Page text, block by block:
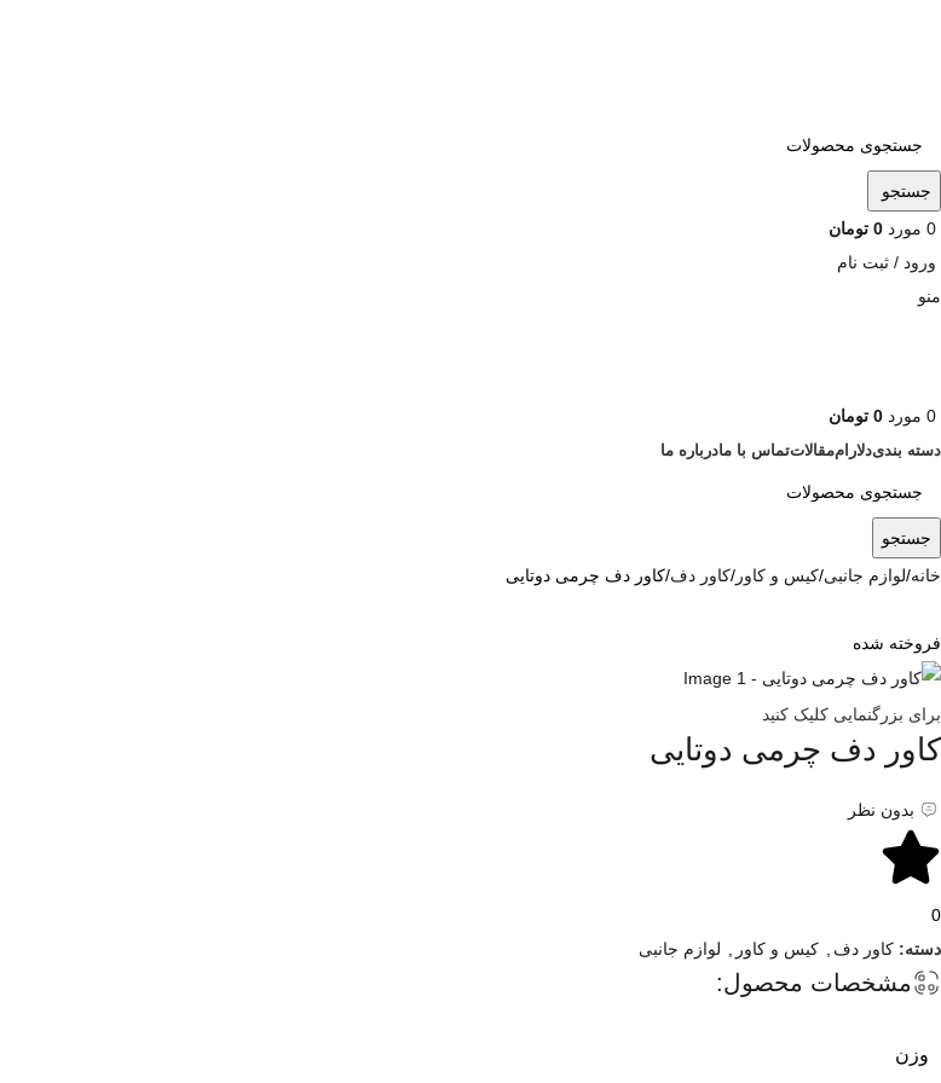
جستجو
0 مورد 0 تومان
ورود / ثبت نام
منو
0 مورد 0 تومان
دسته بندیدلاراممقالاتتماس با مادرباره ما
جستجو
خانه لوازم جانبی کیس و کاور کاور دف کاور دف چرمی دوتایی
فروخته شده
برای بزرگنمایی کلیک کنید
کاور دف چرمی دوتایی
بدون نظر
0
دسته: کاور دف کیس و کاور لوازم جانبی
مشخصات محصول:
وزن